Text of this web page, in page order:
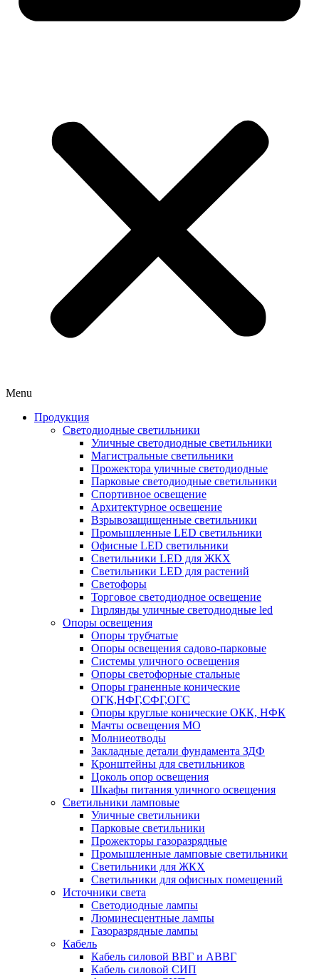
Menu
Продукция
Светодиодные светильники
Уличные светодиодные светильники
Магистральные светильники
Прожектора уличные светодиодные
Парковые светодиодные светильники
Спортивное освещение
Архитектурное освещение
Взрывозащищенные светильники
Промышленные LED светильники
Офисные LED светильники
Cветильники LED для ЖКХ
Светильники LED для растений
Светофоры
Торговое светодиодное освещение
Гирлянды уличные светодиодные led
Опоры освещения
Опоры трубчатые
Опоры освещения садово-парковые
Системы уличного освещения
Опоры светофорные стальные
Опоры граненные конические
ОГК,НФГ,СФГ,ОГС
Опоры круглые конические ОКК, НФК
Мачты освещения МО
Молниеотводы
Закладные детали фундамента ЗДФ
Кронштейны для светильников
Цоколь опор освещения
Шкафы питания уличного освещения
Светильники ламповые
Уличные светильники
Парковые светильники
Прожекторы газоразрядные
Промышленные ламповые светильники
Светильники для ЖКХ
Светильники для офисных помещений
Источники света
Светодиодные лампы
Люминесцентные лампы
Газоразрядные лампы
Кабель
Кабель силовой ВВГ и АВВГ
Кабель силовой СИП